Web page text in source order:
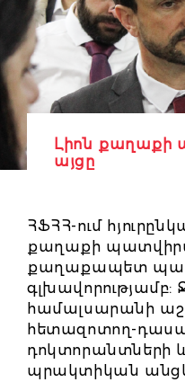
Լիոն քաղաքի
այցը
ՀՖՀՀ-ում
քաղաքի
քաղաքապետ
գլխավորությամբ:
համալսարանի
հետազոտող-
դոկտորանտների և
պրակտիկան